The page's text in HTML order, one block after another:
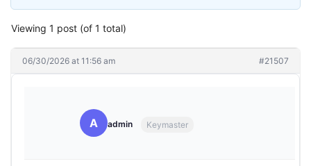
Viewing 1 post (of 1 total)
06/30/2026 at 11:56 am #21507
A admin Keymaster